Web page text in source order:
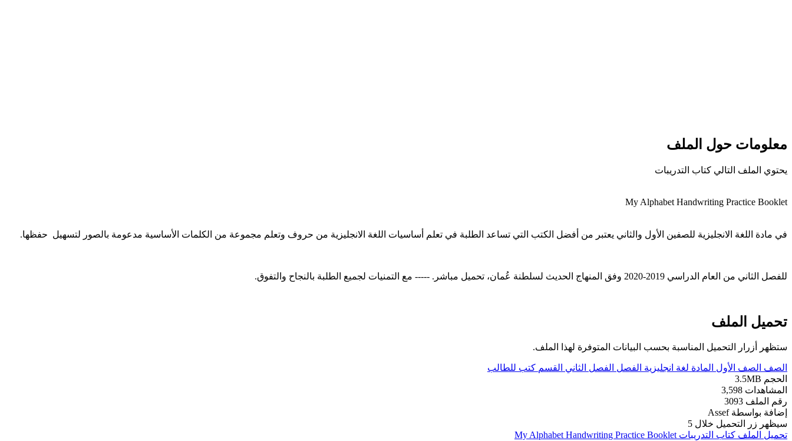
معلومات حول الملف
يحتوي الملف التالي كتاب التدريبات
My Alphabet Handwriting Practice Booklet
في مادة اللغة الانجليزية للصفين الأول والثاني يعتبر من أفضل الكتب التي تساعد الطلبة في تعلم أساسيات اللغة الانجليزية من حروف وتعلم مجموعة من الكلمات الأساسية مدعومة بالصور لتسهيل حفظها.
للفصل الثاني من العام الدراسي 2019-2020 وفق المنهاج الحديث لسلطنة عُمان، تحميل مباشر. ----- مع التمنيات لجميع الطلبة بالنجاح والتفوق.
تحميل الملف
ستظهر أزرار التحميل المناسبة بحسب البيانات المتوفرة لهذا الملف.
الصف الصف الأول المادة لغة انجليزية الفصل الفصل الثاني القسم كتب للطالب
الحجم 3.5MB
المشاهدات 3,598
رقم الملف 3093
إضافة بواسطة Assef
سيظهر زر التحميل خلال 5
تحميل الملف كتاب التدريبات My Alphabet Handwriting Practice Booklet